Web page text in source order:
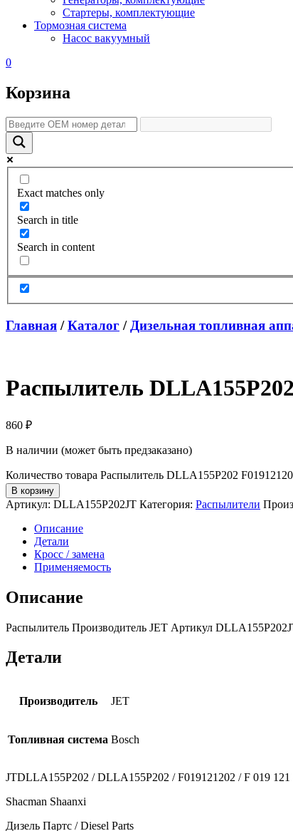
Стартеры, комплектующие
Тормозная система
Насос вакуумный
0
Корзина
Exact matches only
Search in title
Search in content
Главная /Каталог / Дизельная топливная
Распылитель
860 ₽
В наличии (может быть предзаказано)
Количество товара Распылитель DLLA155P202
В корзину
Артикул: DLLA155P202JT Категория: Распылители
Описание
Детали
Кросс / замена
Применяемость
Описание
Распылитель Производитель JET Артикул
Детали
Производитель JET
Топливная система Bosch
JTDLLA155P202 / DLLA155P202 / F019121202 / F 019 121
Shacman Shaanxi
Дизель Партс / Diesel Parts